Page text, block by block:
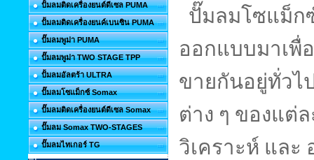
ปั้มลมติดเครื่องยนต์ดีเซล PUMA
ปั้มลมติดเครื่องยนค์เบนซิน PUMA
ปั๊มลมพูม่า PUMA
ปั๊มลมพูม่า TWO STAGE TPP
ปั้มลมอัลตร้า ULTRA
ปั๊มลมโซแม็กซ์ Somax
ปั๊มลมติดเครื่องยนต์ดีเซล Somax
ปั๊มลม Somax TWO-STAGES
ปั๊มลมไทเกอร์ TG
ปั๊มลมโซแม็กซ์
ออกแบบมาเพื่
ขายกันอยู่ทั่วไ
ต่าง ๆ ของแต่
วิเคราะห์ และ